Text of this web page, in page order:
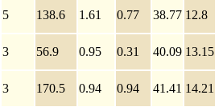
5 138.6 1.61 0.77 38.77 12.8
3 56.9 0.95 0.31 40.09 13.15
3 170.5 0.94 0.94 41.41 14.21